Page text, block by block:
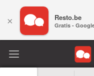
× Resto.be
Gratis -